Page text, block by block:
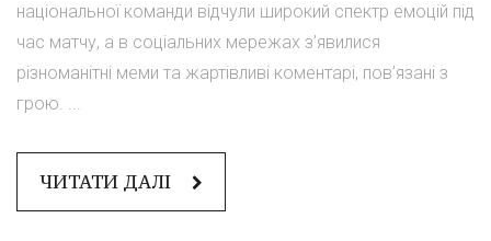
національної команди відчули широкий спектр емоцій під
час матчу, а в соціальних мережах з’явилися
різноманітні меми та жартівливі коментарі, пов’язані з
грою. ...
ЧИТАТИ ДАЛІ